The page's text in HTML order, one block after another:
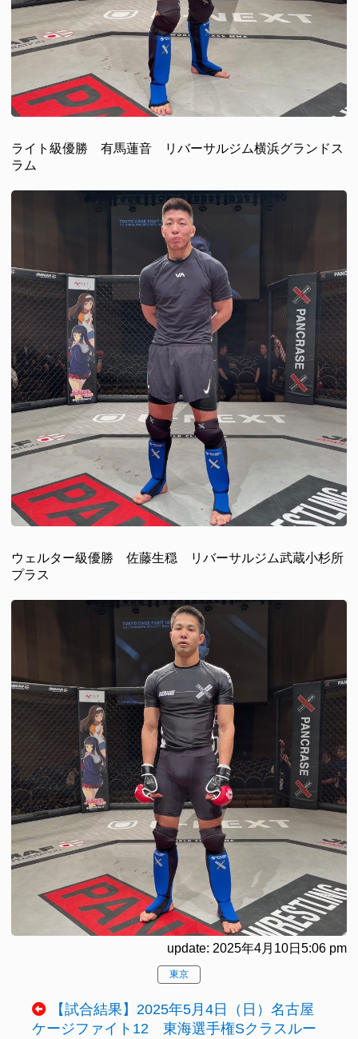
ライト級優勝 有馬蓮音 リバーサルジム横浜グランドス
ラム
ウェルター級優勝 佐藤生穏 リバーサルジム武蔵小杉所
プラス
update: 2025年4月10日5:06 pm
東京
【試合結果】2025年5月4日（日）名古屋
ケージファイト12 東海選手権Sクラスルー